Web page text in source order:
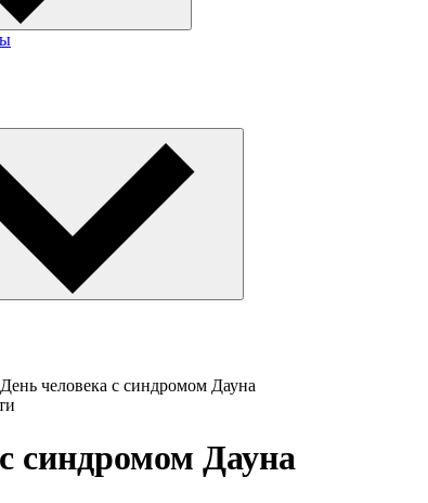
День человека с синдромом Дауна
синдромом Дауна